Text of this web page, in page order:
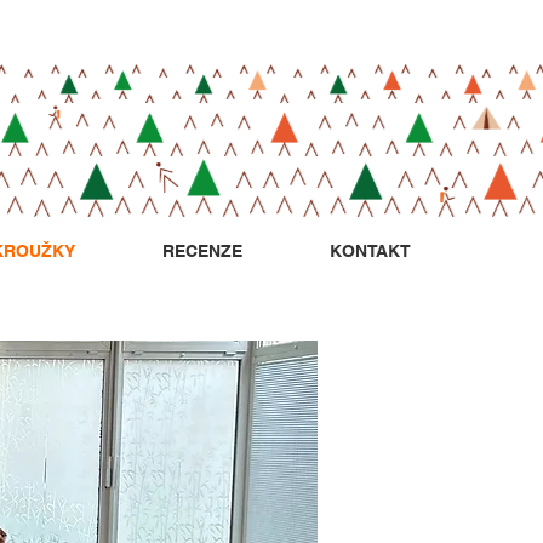
RECENZE KONTAKT